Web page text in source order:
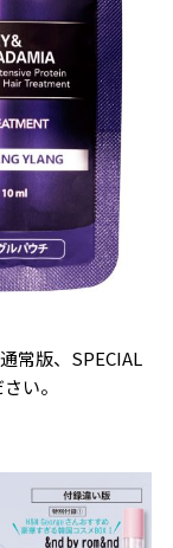
常版、SPECIAL
い。